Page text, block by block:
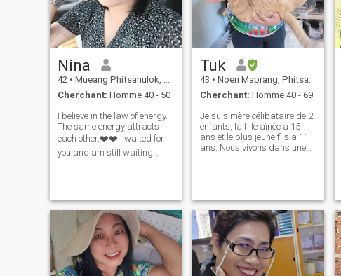
Nina
42 • Mueang Phitsanulok, Phitsanulok, Thailande
Cherchant: Homme 40 - 50
I believe in the law of energy.
The same energy attracts
each other.❤️❤️ I waited for
you and am still waiting
Psychology.🤗 I like to dev
Tuk
43 • Noen Maprang, Phitsanulok, Thailande
Cherchant: Homme 40 - 69
Je suis mère célibataire de 2
enfants, la fille aînée a 15
ans et le plus jeune fils a 11
ans. Nous vivons dans une
soins de santé Je 3 ne suis
pas une personne qui
travaille depuis 8 ans, je ne
suis pas une personne qui
travaille depuis longtemps,
je suis une personne qui
travaille depuis longtemps,
je suis une personne qui est